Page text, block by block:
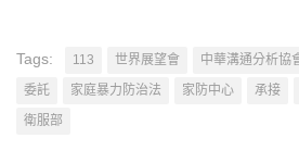
Tags: 113 世界展望會 中華溝通分析協
委託
家庭暴力防治法 家防中心 承接
衛服部